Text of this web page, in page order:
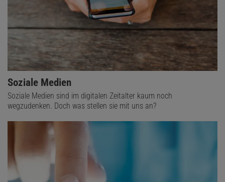
Soziale Medien
Soziale Medien sind im digitalen Zeitalter kaum noch
wegzudenken. Doch was stellen sie mit uns an?